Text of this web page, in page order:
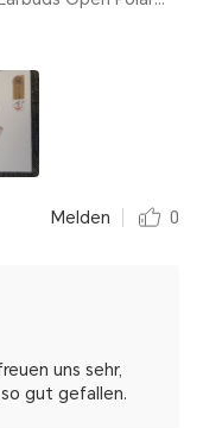
Melden 0
uns sehr,
gut gefallen.